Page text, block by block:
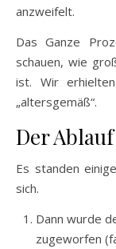
anzweifelt.
Das Ganze
schauen, wie
ist. Wir
„altersgemäß“.
Der
Es standen
sich.
Dann wurde
zugeworfen